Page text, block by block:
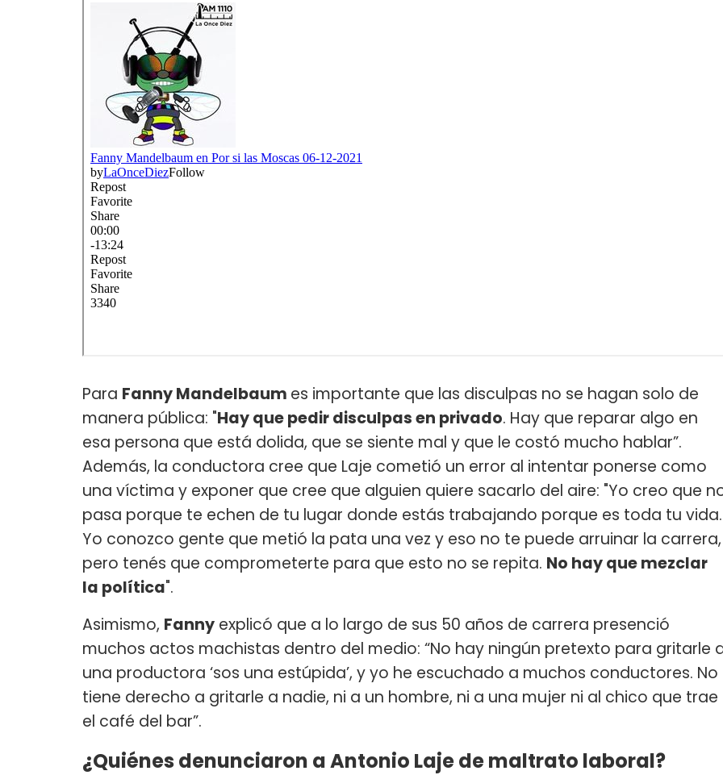
Para Fanny Mandelbaum es importante que las disculpas no se hagan solo de
manera pública: "Hay que pedir disculpas en privado. Hay que reparar algo en
esa persona que está dolida, que se siente mal y que le costó mucho hablar”.
Además, la conductora cree que Laje cometió un error al intentar ponerse como
una víctima y exponer que cree que alguien quiere sacarlo del aire: "Yo creo que
pasa porque te echen de tu lugar donde estás trabajando porque es toda tu vida.
Yo conozco gente que metió la pata una vez y eso no te puede arruinar la carrera,
pero tenés que comprometerte para que esto no se repita. No hay que mezclar
la política".
Asimismo, Fanny explicó que a lo largo de sus 50 años de carrera presenció
muchos actos machistas dentro del medio: “No hay ningún pretexto para gritarle
una productora ‘sos una estúpida’, y yo he escuchado a muchos conductores. No
tiene derecho a gritarle a nadie, ni a un hombre, ni a una mujer ni al chico que trae
el café del bar”.
¿Quiénes denunciaron a Antonio Laje de maltrato laboral?